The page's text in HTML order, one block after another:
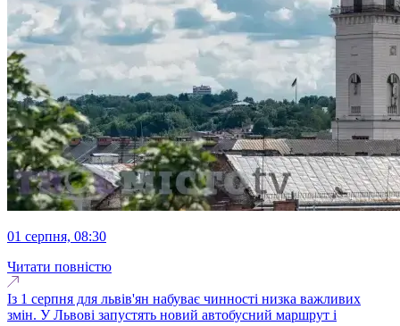
01 серпня, 08:30
Читати повністю
Із 1 серпня для львів'ян набуває чинності низка важливих
змін. У Львові запустять новий автобусний маршрут і